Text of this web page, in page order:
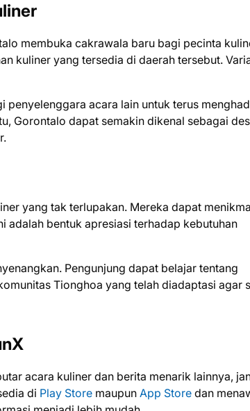
membuka cakrawala baru bagi pecinta
kuliner yang tersedia di daerah tersebut.
penyelenggara acara lain untuk terus
Gorontalo dapat semakin dikenal sebagai
yang tak terlupakan. Mereka dapat
adalah bentuk apresiasi terhadap kebutuhan
Pengunjung dapat belajar tentang
Tionghoa yang telah diadaptasi agar
acara kuliner dan berita menarik lainnya,
di Play Store maupun App Store dan